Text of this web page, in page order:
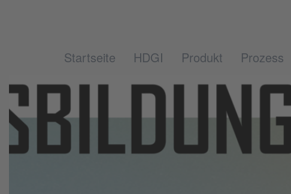
Startseite HDGI Produkt Prozess